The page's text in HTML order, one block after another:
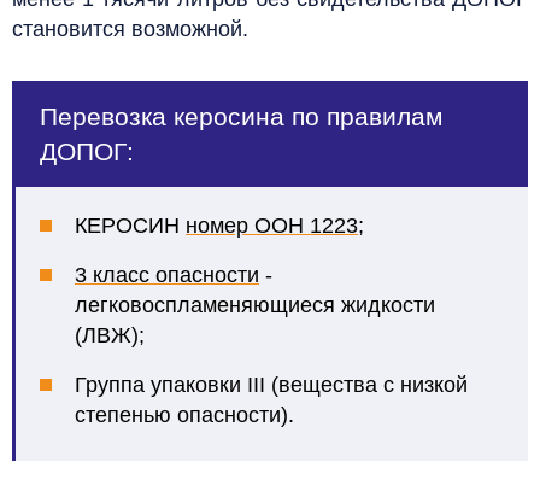
становится возможной.
Перевозка керосина по правилам
ДОПОГ:
КЕРОСИН номер ООН 1223;
3 класс опасности -
легковоспламеняющиеся жидкости
(ЛВЖ);
Группа упаковки III (вещества с низкой
степенью опасности).